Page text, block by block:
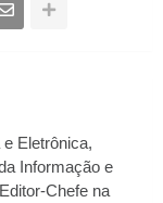
Eletrônica,
Informação e
Chefe na